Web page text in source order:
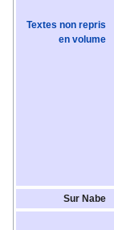
Textes non repris
en volume
Sur Nabe